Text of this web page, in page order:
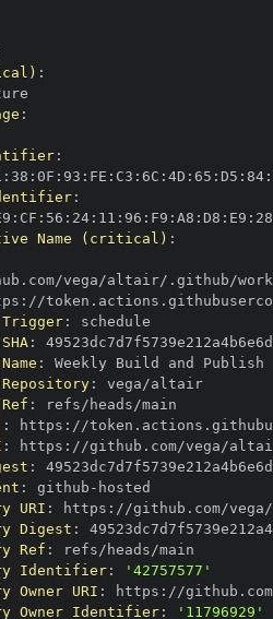
:
:
:
: 38 : 0F : 93 : FE : C3 : 6C : 4D : 65 : D5 : 84:
:
: CF : 56 : 24: 11 : 96 : F9 : A8 : D8 : E9 : 28
Name (critical) :
:
Trigger:
:
:
:
vega/altair
:
: https :
: https :
:
: github -
URI : https :
Digest :
Ref :
Identifier:
'42757577'
Owner URI : https :
Owner Identifier: '11796929'